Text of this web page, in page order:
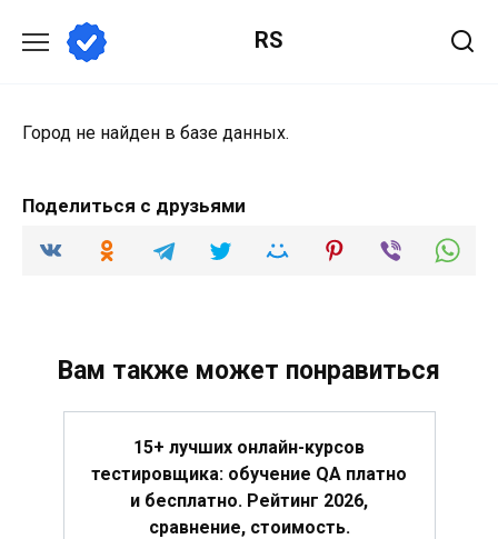
содержанию
RS
Город не найден в базе данных.
Поделиться с друзьями
Вам также может понравиться
15+ лучших онлайн-курсов
тестировщика: обучение QA платно
и бесплатно. Рейтинг 2026,
сравнение, стоимость.